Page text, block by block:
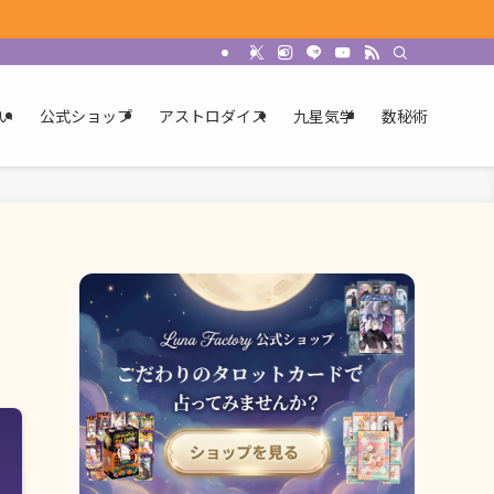
公式ショップ アストロダイス 九星気学 数秘術